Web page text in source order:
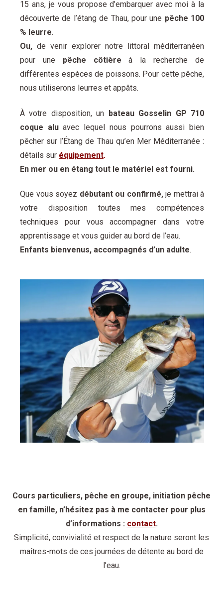
15 ans, je vous propose d’embarquer avec moi à la
découverte de l’étang de Thau, pour une pêche 100
% leurre.
Ou, de venir explorer notre littoral méditerranéen
pour une pêche côtière à la recherche de
différentes espèces de poissons. Pour cette pêche,
nous utiliserons leurres et appâts.
À votre disposition, un bateau Gosselin GP 710
coque aluavec lequel nous pourrons aussi bien
pêcher sur l’Étang de Thau qu’en Mer Méditerranée :
détails sur équipement.
En mer ou en étang tout le matériel est fourni.
Que vous soyez débutant ou confirmé,je mettrai à
votre disposition toutes mes compétences
techniques pour vous accompagner dans votre
apprentissage et vous guider au bord de l’eau.
Enfants bienvenus, accompagnés d’un adulte.
Cours particuliers, pêche en groupe, initiation pêche
en famille, n’hésitez pas à me contacter pour plus
d’informations : contact.
Simplicité, convivialité et respect de la nature seront les
maîtres-mots de ces journées de détente au bord de
l’eau.